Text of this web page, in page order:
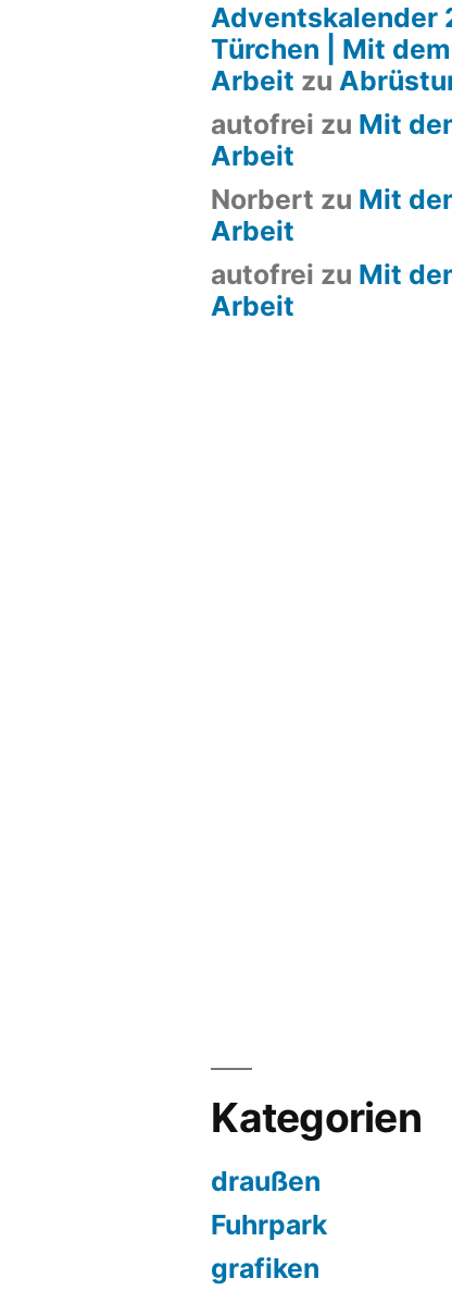
Adventskalender
Türchen | Mit
Arbeit zu
autofrei zu Mit
Arbeit
Norbert zu Mit
Arbeit
autofrei zu Mit
Arbeit
Kategorien
draußen
Fuhrpark
grafiken